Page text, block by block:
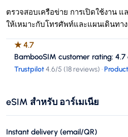
ตรวจสอบเครือข่าย การเปิดใช้งาน แ
ให้เหมาะกับโทรศัพท์และแผนเดินทาง
★4.7
BambooSIM customer rating:
Trustpilot4.6/5 (18 reviews) ·
eSIM สำหรับ อาร์เมเนีย
Instant delivery (email/QR)